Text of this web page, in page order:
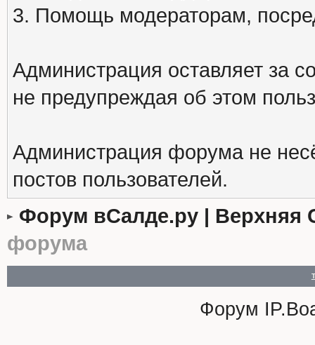
3. Помощь модераторам,
Администрация оставляет за
не предупреждая об этом
Администрация форума не
постов пользователей.
Форум вСалде.ру | Верхняя
форума
Форум